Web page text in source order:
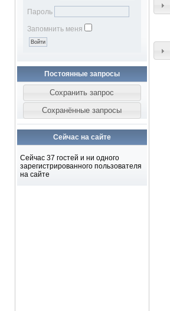
Пароль
Запомнить меня
Постоянные запросы
Сейчас на сайте
Сейчас 37 гостей и ни одного
зарегистрированного пользователя
на сайте